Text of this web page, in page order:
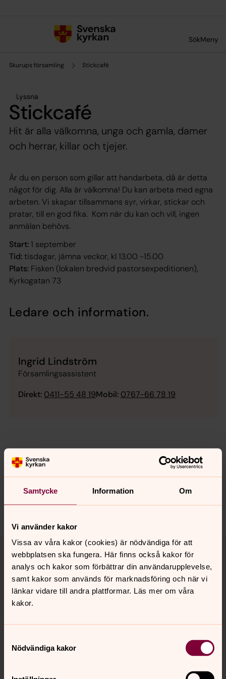
Samtycke Information Om
Vi använder kakor
Vissa av våra kakor (cookies) är nödvändiga för att
webbplatsen ska fungera. Här finns också kakor för
analys och kakor som förbättrar din användarupplevelse,
samt kakor som används för marknadsföring och när vi
länkar vidare till andra plattformar. Läs mer om våra
kakor.
Nödvändiga kakor
SökMeny
Skurups församling Stickcafé
Lyssna
Stickcafé
Hit är alla välkomna, unga och gamla, damer
och herrar, killar och tjejer.
Är du en person som gillar att handarbeta, då är detta
något för dig. Alla är välkomna! Du kan arbeta med egna
arbeten. Vi skapar tillsammans syr, virkar, stickar och
pratar, till en god fika. Kom när du kan och vill, ingen
anmälan behövs.
Start: 1 september
Tid:tisdagar, jämna veckor, kl 13.00 -15.00
Plats: Fisken (lokalen bredvid pastorsexpeditionen),
Kyrkogatan 73
Ledare och information.
Ingrid Lindström
Församlingsassistent
Direkt: 0411-55 48 19Mobil: 0767-66 78 19
Synpunkter eller frågor på sidans
innehåll?
skurup.pastorat@svenskakyrkan.se
Dela
Tillbaka till toppen
Tillbaka till innehållet
Kontakt
Kalender